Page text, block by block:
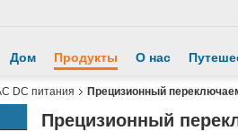
Дом Продукты О нас
DC питания Прецизионный
Прецизионный